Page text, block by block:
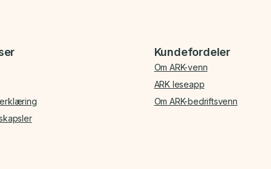
Kundefordeler
Om ARK-venn
ARK leseapp
Om ARK-bedriftsvenn